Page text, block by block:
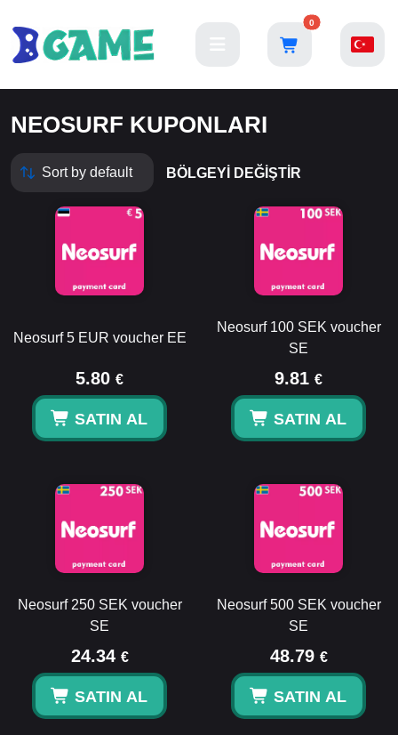
0
NEOSURF KUPONLARI
BÖLGEYI DEĞIŞTIR
Neosurf 5 EUR voucher EE
5.80 €
SATIN AL
Neosurf 100 SEK voucher
SE
9.81 €
SATIN AL
Neosurf 250 SEK voucher
SE
24.34 €
SATIN AL
Neosurf 500 SEK voucher
SE
48.79 €
SATIN AL